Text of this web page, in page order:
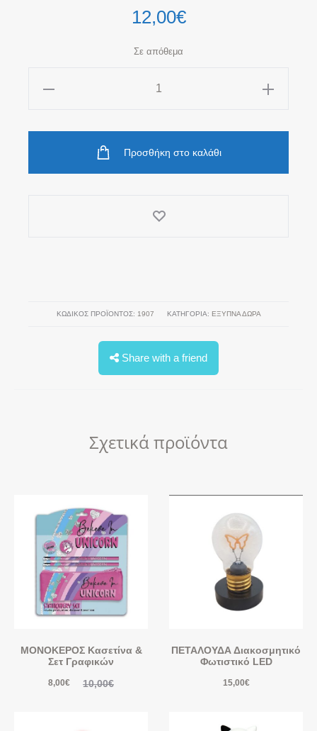
12,00€
Σε απόθεμα
Προσθήκη στο καλάθι
ΚΩΔΙΚΌΣ ΠΡΟΪΌΝΤΟΣ: 1907 ΚΑΤΗΓΟΡΊΑ: ΕΞΥΠΝΑ ΔΩΡΑ
Share with a friend
Σχετικά προϊόντα
ΜΟΝΟΚΕΡΟΣ Κασετίνα &
Σετ Γραφικών
10,00€
8,00€
ΠΕΤΑΛΟΥΔΑ Διακοσμητικό
Φωτιστικό LED
15,00€